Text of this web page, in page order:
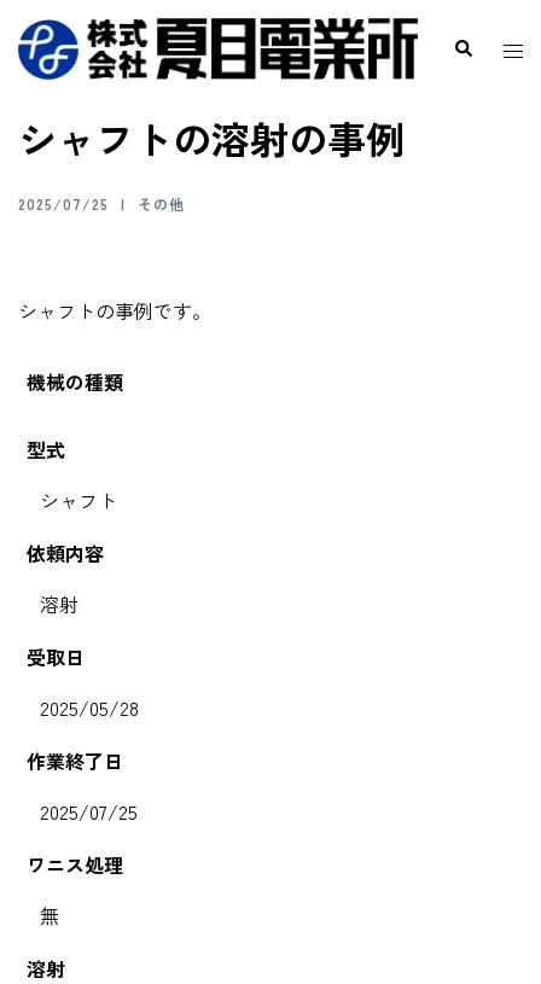
シャフトの溶射の事例
2025/07/25 その他
シャフトの事例です。
機械の種類
型式
シャフト
依頼内容
溶射
受取日
2025/05/28
作業終了日
2025/07/25
ワニス処理
無
溶射